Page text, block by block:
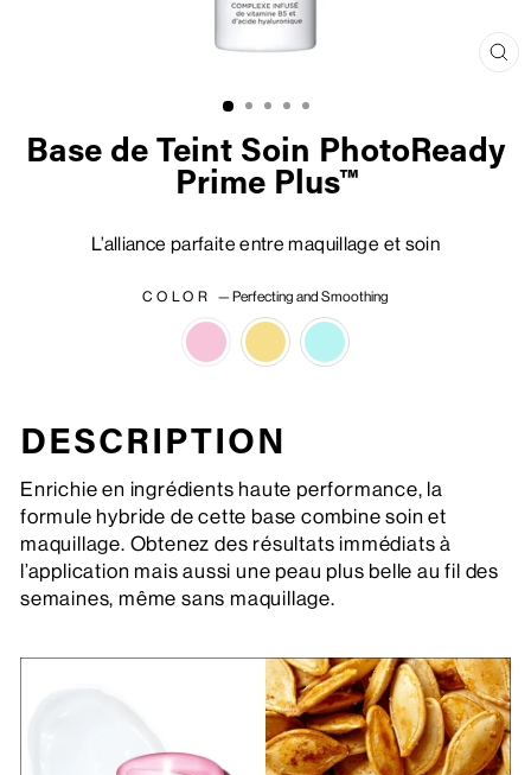
Base de Teint Soin PhotoReady
Prime Plus™
L’alliance parfaite entre maquillage et soin
COLOR— Perfecting and Smoothing
DESCRIPTION
Enrichie en ingrédients haute performance, la
formule hybride de cette base combine soin et
maquillage. Obtenez des résultats immédiats à
l’application mais aussi une peau plus belle au fil des
semaines, même sans maquillage.